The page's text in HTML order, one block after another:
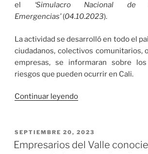
el
‘Simulacro Nacional de
Emergencias’(04.10.2023).
La actividad se desarrolló en todo el
ciudadanos, colectivos comunitarios,
empresas, se informaran sobre
riesgos que pueden ocurrir en Cali.
Continuar leyendo«150
participaron
en
PUBLICADO
EL
SEPTIEMBRE 20, 2023
Empresarios del Valle